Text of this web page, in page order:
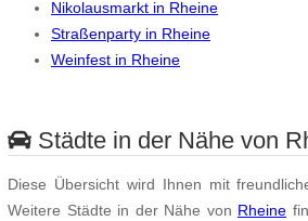
Nikolausmarkt in Rheine
Straßenparty in Rheine
Weinfest in Rheine
Städte in der Nähe von
Diese Übersicht wird Ihnen mit
Weitere Städte in der Nähe von Rheine